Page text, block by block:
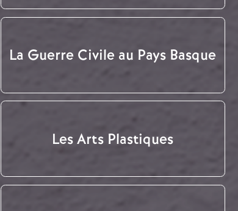
La Guerre Civile au Pays Basque
Les Arts Plastiques